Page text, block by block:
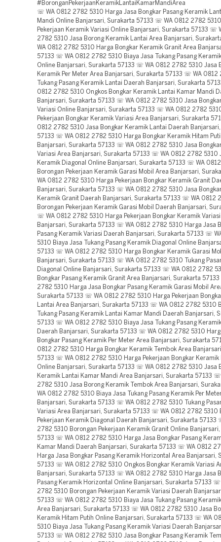
#BoronganPekerjaanKeramikLantaiKamarMandiArea
☏ WA 0812 2782 5310 Harga Jasa Bongkar Pasang Keramik
Mandi Online Banjarsari, Surakarta 57133 ☏ WA 0812 2782
Pekerjaan Keramik Variasi Online Banjarsari, Surakarta 57133 ☏
2782 5310 Jasa Borong Keramik Lantai Area Banjarsari,
WA 0812 2782 5310 Harga Bongkar Keramik Granit Area
57133 ☏ WA 0812 2782 5310 Biaya Jasa Tukang Pasang
Online Banjarsari, Surakarta 57133 ☏ WA 0812 2782 5310 Jasa
Keramik Per Meter Area Banjarsari, Surakarta 57133 ☏ WA 0812
Tukang Pasang Keramik Lantai Daerah Banjarsari, Surakarta
0812 2782 5310 Ongkos Bongkar Keramik Lantai Kamar Mandi
Banjarsari, Surakarta 57133 ☏ WA 0812 2782 5310 Jasa
Variasi Online Banjarsari, Surakarta 57133 ☏ WA 0812 2782
Pekerjaan Bongkar Keramik Variasi Area Banjarsari, Surakarta
0812 2782 5310 Jasa Bongkar Keramik Lantai Daerah
57133 ☏ WA 0812 2782 5310 Harga Bongkar Keramik Hitam
Banjarsari, Surakarta 57133 ☏ WA 0812 2782 5310 Jasa
Variasi Area Banjarsari, Surakarta 57133 ☏ WA 0812 2782 5310
Keramik Diagonal Online Banjarsari, Surakarta 57133 ☏ WA
Borongan Pekerjaan Keramik Garasi Mobil Area Banjarsari,
WA 0812 2782 5310 Harga Pekerjaan Bongkar Keramik Granit
Banjarsari, Surakarta 57133 ☏ WA 0812 2782 5310 Jasa
Keramik Granit Daerah Banjarsari, Surakarta 57133 ☏ WA 0812
Borongan Pekerjaan Keramik Garasi Mobil Daerah Banjarsari,
☏ WA 0812 2782 5310 Harga Pekerjaan Bongkar Keramik
Banjarsari, Surakarta 57133 ☏ WA 0812 2782 5310 Harga Jasa
Pasang Keramik Variasi Daerah Banjarsari, Surakarta 57133 ☏
5310 Biaya Jasa Tukang Pasang Keramik Diagonal Online
57133 ☏ WA 0812 2782 5310 Harga Bongkar Keramik Garasi
Banjarsari, Surakarta 57133 ☏ WA 0812 2782 5310 Tukang
Diagonal Online Banjarsari, Surakarta 57133 ☏ WA 0812 2782
Bongkar Pasang Keramik Granit Area Banjarsari, Surakarta
2782 5310 Harga Jasa Bongkar Pasang Keramik Garasi Mobil
Surakarta 57133 ☏ WA 0812 2782 5310 Harga Pekerjaan
Lantai Area Banjarsari, Surakarta 57133 ☏ WA 0812 2782 5310
Tukang Pasang Keramik Lantai Kamar Mandi Daerah Banjarsari,
57133 ☏ WA 0812 2782 5310 Biaya Jasa Tukang Pasang
Daerah Banjarsari, Surakarta 57133 ☏ WA 0812 2782 5310
Bongkar Pasang Keramik Per Meter Area Banjarsari, Surakarta
0812 2782 5310 Harga Bongkar Keramik Tembok Area
57133 ☏ WA 0812 2782 5310 Harga Pekerjaan Bongkar Keramik
Online Banjarsari, Surakarta 57133 ☏ WA 0812 2782 5310 Jasa
Keramik Lantai Kamar Mandi Area Banjarsari, Surakarta 57133
2782 5310 Jasa Borong Keramik Tembok Area Banjarsari,
WA 0812 2782 5310 Biaya Jasa Tukang Pasang Keramik Per
Banjarsari, Surakarta 57133 ☏ WA 0812 2782 5310 Tukang
Variasi Area Banjarsari, Surakarta 57133 ☏ WA 0812 2782 5310
Pekerjaan Keramik Diagonal Daerah Banjarsari, Surakarta 57133
2782 5310 Borongan Pekerjaan Keramik Granit Online
57133 ☏ WA 0812 2782 5310 Harga Jasa Bongkar Pasang
Kamar Mandi Daerah Banjarsari, Surakarta 57133 ☏ WA 0812
Harga Jasa Bongkar Pasang Keramik Horizontal Area Banjarsari,
57133 ☏ WA 0812 2782 5310 Ongkos Bongkar Keramik Variasi
Banjarsari, Surakarta 57133 ☏ WA 0812 2782 5310 Harga Jasa
Pasang Keramik Horizontal Online Banjarsari, Surakarta 57133 ☏
2782 5310 Borongan Pekerjaan Keramik Variasi Daerah
57133 ☏ WA 0812 2782 5310 Biaya Jasa Tukang Pasang
Area Banjarsari, Surakarta 57133 ☏ WA 0812 2782 5310 Jasa
Keramik Hitam Putih Online Banjarsari, Surakarta 57133 ☏ WA
5310 Biaya Jasa Tukang Pasang Keramik Variasi Daerah
57133 ☏ WA 0812 2782 5310 Jasa Bongkar Pasang Keramik